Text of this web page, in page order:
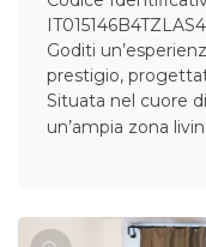
Goditi
prestigio,
Situata nel cuore
un’ampia zona